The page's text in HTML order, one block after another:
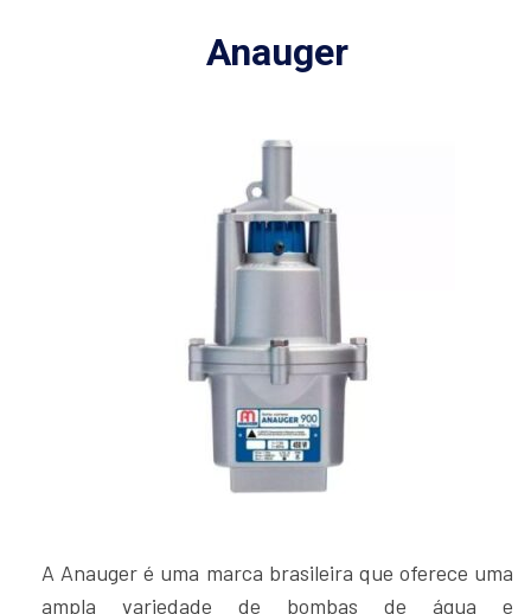
Anauger
A Anauger é uma marca brasileira que oferece uma
ampla variedade de bombas de água e